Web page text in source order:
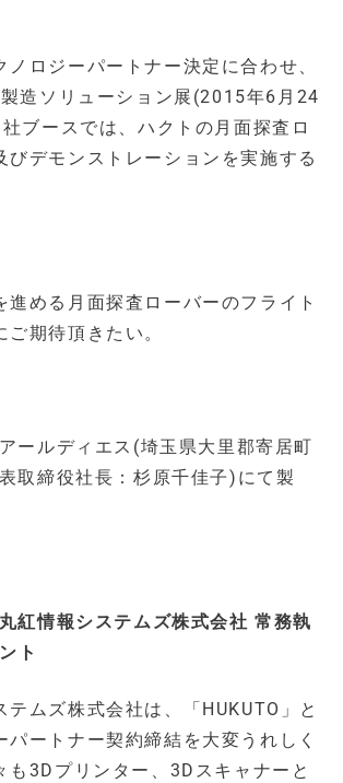
ノロジーパートナー決定に合わせ、
造ソリューション展(2015年6月24
ブースでは、ハクトの月面探査ロ
びデモンストレーションを実施する
進める月面探査ローバーのフライト
期待頂きたい。
ールディエス(埼玉県大里郡寄居町
取締役社長：杉原千佳子)にて製
紅情報システムズ株式会社 常務執
ト
テムズ株式会社は、「HUKUTO」と
パートナー契約締結を大変うれしく
も3Dプリンター、3Dスキャナーと